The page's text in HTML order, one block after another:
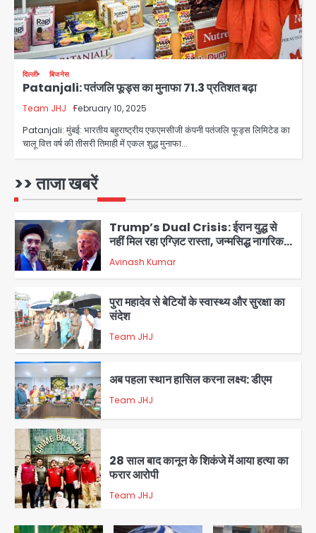
दिल्ली बिजनेस
Patanjali: पतंजलि फूड्स का मुनाफा 71.3 प्रतिशत बढ़ा
Team JHJ February 10, 2025
Patanjali: मुंबई: भारतीय बहुराष्ट्रीय एफएमसीजी कंपनी पतंजलि फूड्स लिमिटेड का
चालू वित्त वर्ष की तीसरी तिमाही में एकल शुद्ध मुनाफा…
>> ताजा खबरें
28 साल बाद कानून के शिकंजे में आया हत्या का
फरार आरोपी
Team JHJ
5
डबल मर्डर का मुख्य साजिशकर्ता क्राइम ब्रांच
के हत्थे
Team JHJ
1
Trump’s Dual Crisis: ईरान युद्ध से
नहीं मिल रहा एग्ज़िट रास्ता, जन्मसिद्ध नागरिकता
पर सुप्रीम कोर्ट को दी फिर चुनौती
Avinash Kumar
2
पुरा महादेव से बेटियों के स्वास्थ्य और सुरक्षा का
संदेश
Team JHJ
3
अब पहला स्थान हासिल करना लक्ष्य: डीएम
Team JHJ
4
28 साल बाद कानून के शिकंजे में आया हत्या का
फरार आरोपी
Team JHJ